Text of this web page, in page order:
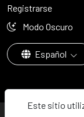
Este sitio
Registrarse
Modo Oscuro
Español
© 2026 - Dibujalia